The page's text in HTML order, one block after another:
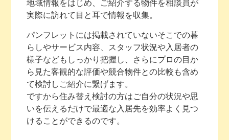
地域情報をはじめ、ご紹介する物件を相談員が
実際に訪れて目と耳で情報を収集。
パンフレットには掲載されていないそこでの暮
らしやサービス内容、スタッフ状況や入居者の
様子などもしっかり把握し、さらにプロの目か
ら見た客観的な評価や競合物件との比較も含め
て検討しご紹介に繋げます。
ですから住み替え検討の方はご自分の状況や思
いを伝えるだけで最適な入居先を効率よく見つ
けることができるのです。